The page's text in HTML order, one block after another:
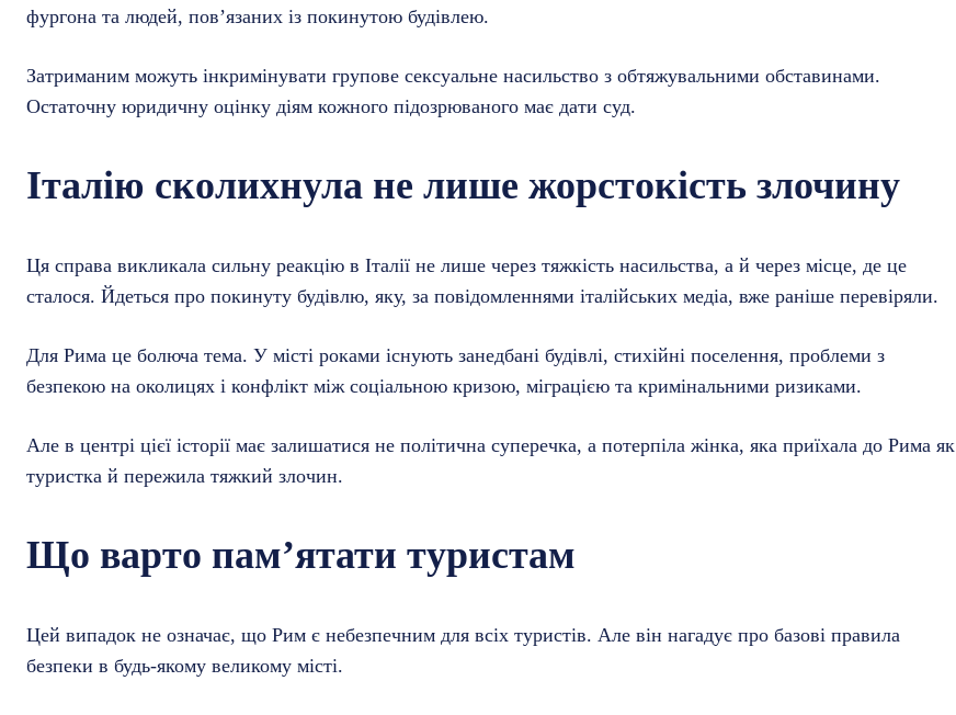
фургона та людей, пов’язаних із покинутою будівлею.
Затриманим можуть інкримінувати групове сексуальне насильство з обтяжувальними обставинами.
Остаточну юридичну оцінку діям кожного підозрюваного має дати суд.
Італію сколихнула не лише жорстокість злочину
Ця справа викликала сильну реакцію в Італії не лише через тяжкість насильства, а й через місце, де це
сталося. Йдеться про покинуту будівлю, яку, за повідомленнями італійських медіа, вже раніше перевіряли.
Для Рима це болюча тема. У місті роками існують занедбані будівлі, стихійні поселення, проблеми з
безпекою на околицях і конфлікт між соціальною кризою, міграцією та кримінальними ризиками.
Але в центрі цієї історії має залишатися не політична суперечка, а потерпіла жінка, яка приїхала до Рима як
туристка й пережила тяжкий злочин.
Що варто пам’ятати туристам
Цей випадок не означає, що Рим є небезпечним для всіх туристів. Але він нагадує про базові правила
безпеки в будь-якому великому місті.